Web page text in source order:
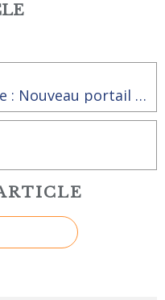
Bibliothèque - Ludothèque : Nouveau portail en ligne